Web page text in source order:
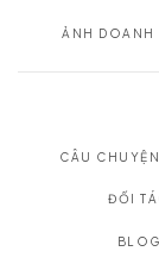
ẢNH DOANH
CÂU
ĐỐI
BLOG